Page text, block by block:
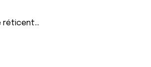
réticent...